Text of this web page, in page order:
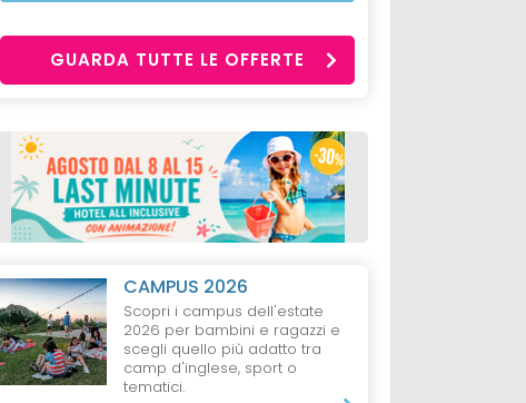
GUARDA TUTTE LE OFFERTE
CAMPUS 2026
Scopri i campus dell'estate
2026 per bambini e ragazzi e
scegli quello più adatto tra
camp d'inglese, sport o
tematici.